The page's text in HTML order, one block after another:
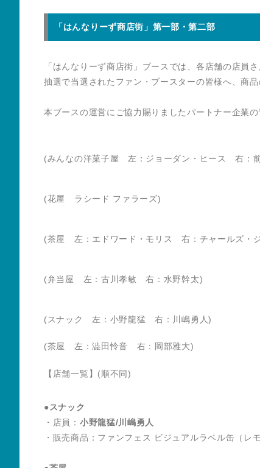
「はんなりーず商店街」第一部・第二部
「はんなりーず商店街」ブースでは、各店舗の店員
抽選で当選されたファン・ブースターの皆様へ、商品
本ブースの運営にご協力賜りましたパートナー企業
(みんなの洋菓子屋 左：ジョーダン・ヒース 右：
(花屋 ラシード ファラーズ)
(茶屋 左：エドワード・モリス 右：チャールズ・
(弁当屋 左：古川孝敏 右：水野幹太)
(スナック 左：小野龍猛 右：川嶋勇人)
(茶屋 左：澁田怜音 右：岡部雅大)
【店舗一覧】(順不同)
●スナック
・店員： 小野龍猛/川嶋勇人
・販売商品：ファンフェス ビジュアルラベル缶（レ